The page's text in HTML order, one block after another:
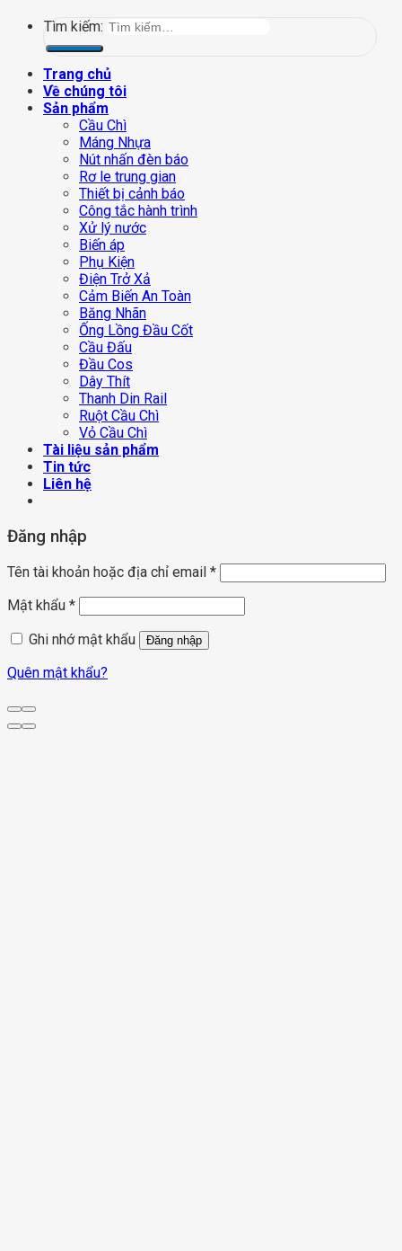
Tìm kiếm:
Trang chủ
Về chúng tôi
Sản phẩm
Cầu Chì
Máng Nhựa
Nút nhấn đèn báo
Rơ le trung gian
Thiết bị cảnh báo
Công tắc hành trình
Xử lý nước
Biến áp
Phụ Kiện
Điện Trở Xả
Cảm Biến An Toàn
Băng Nhãn
Ống Lồng Đầu Cốt
Cầu Đấu
Đầu Cos
Dây Thít
Thanh Din Rail
Ruột Cầu Chì
Vỏ Cầu Chì
Tài liệu sản phẩm
Tin tức
Liên hệ
Đăng nhập
Tên tài khoản hoặc địa chỉ email *
Mật khẩu *
Ghi nhớ mật khẩu
Đăng nhập
Quên mật khẩu?